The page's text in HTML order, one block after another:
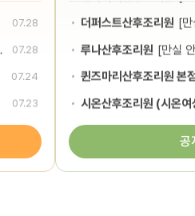
07.28
07.24
07.23
07.23
루나산후조리원 [만실 안
퀸즈마리산후조리원 본
시온산후조리원 (시온여
린아미에산후조리원 [만
공